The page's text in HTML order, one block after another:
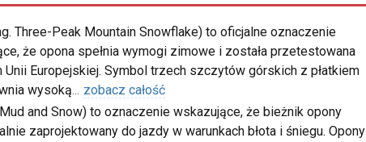
Three-Peak Mountain Snowflake) to oficjalne oznaczenie
że opona spełnia wymogi zimowe i została przetestowana
Unii Europejskiej. Symbol trzech szczytów górskich z płatkiem
wysoką... zobacz całość
and Snow) to oznaczenie wskazujące, że bieżnik opony
zaprojektowany do jazdy w warunkach błota i śniegu. Opony